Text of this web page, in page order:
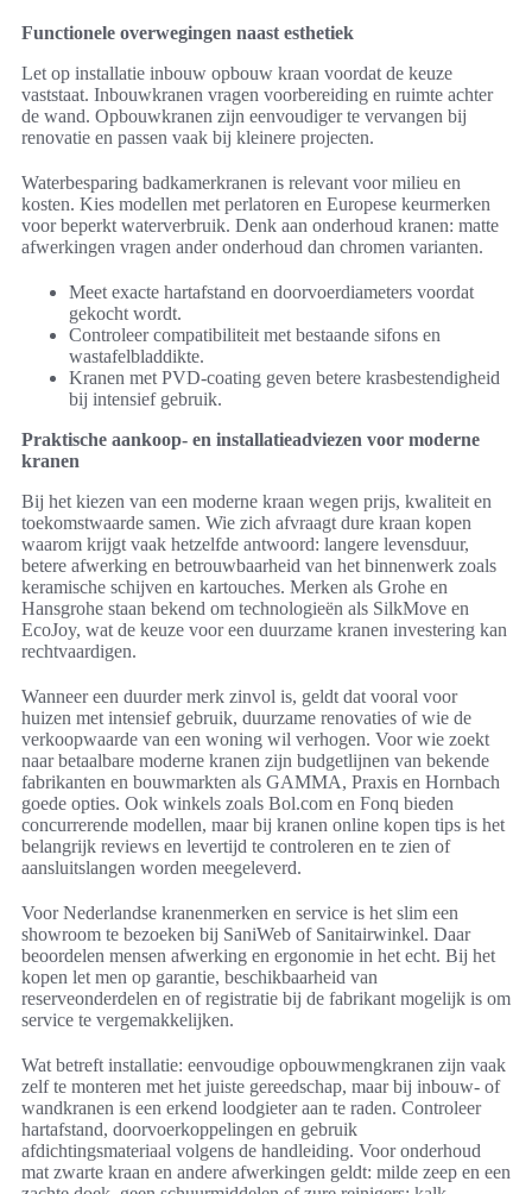
Functionele overwegingen naast esthetiek
Let op installatie inbouw opbouw kraan voordat de keuze
vaststaat. Inbouwkranen vragen voorbereiding en ruimte achter
de wand. Opbouwkranen zijn eenvoudiger te vervangen bij
renovatie en passen vaak bij kleinere projecten.
Waterbesparing badkamerkranen is relevant voor milieu en
kosten. Kies modellen met perlatoren en Europese keurmerken
voor beperkt waterverbruik. Denk aan onderhoud kranen: matte
afwerkingen vragen ander onderhoud dan chromen varianten.
Meet exacte hartafstand en doorvoerdiameters voordat
gekocht wordt.
Controleer compatibiliteit met bestaande sifons en
wastafelbladdikte.
Kranen met PVD-coating geven betere krasbestendigheid
bij intensief gebruik.
Praktische aankoop- en installatieadviezen voor moderne
kranen
Bij het kiezen van een moderne kraan wegen prijs, kwaliteit en
toekomstwaarde samen. Wie zich afvraagt dure kraan kopen
waarom krijgt vaak hetzelfde antwoord: langere levensduur,
betere afwerking en betrouwbaarheid van het binnenwerk zoals
keramische schijven en kartouches. Merken als Grohe en
Hansgrohe staan bekend om technologieën als SilkMove en
EcoJoy, wat de keuze voor een duurzame kranen investering kan
rechtvaardigen.
Wanneer een duurder merk zinvol is, geldt dat vooral voor
huizen met intensief gebruik, duurzame renovaties of wie de
verkoopwaarde van een woning wil verhogen. Voor wie zoekt
naar betaalbare moderne kranen zijn budgetlijnen van bekende
fabrikanten en bouwmarkten als GAMMA, Praxis en Hornbach
goede opties. Ook winkels zoals Bol.com en Fonq bieden
concurrerende modellen, maar bij kranen online kopen tips is het
belangrijk reviews en levertijd te controleren en te zien of
aansluitslangen worden meegeleverd.
Voor Nederlandse kranenmerken en service is het slim een
showroom te bezoeken bij SaniWeb of Sanitairwinkel. Daar
beoordelen mensen afwerking en ergonomie in het echt. Bij het
kopen let men op garantie, beschikbaarheid van
reserveonderdelen en of registratie bij de fabrikant mogelijk is om
service te vergemakkelijken.
Wat betreft installatie: eenvoudige opbouwmengkranen zijn vaak
zelf te monteren met het juiste gereedschap, maar bij inbouw- of
wandkranen is een erkend loodgieter aan te raden. Controleer
hartafstand, doorvoerkoppelingen en gebruik
afdichtingsmateriaal volgens de handleiding. Voor onderhoud
mat zwarte kraan en andere afwerkingen geldt: milde zeep en een